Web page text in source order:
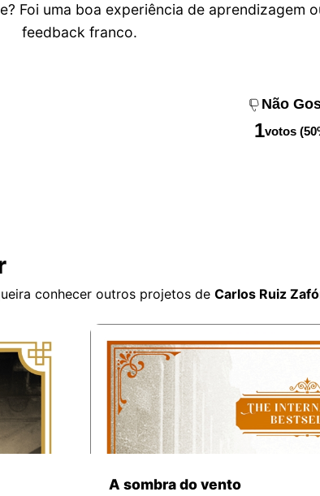
Foi uma boa experiência de aprendizagem
feedback franco.
Não
1votos
conhecer outros projetos de Carlos Ruiz
A sombra do vento